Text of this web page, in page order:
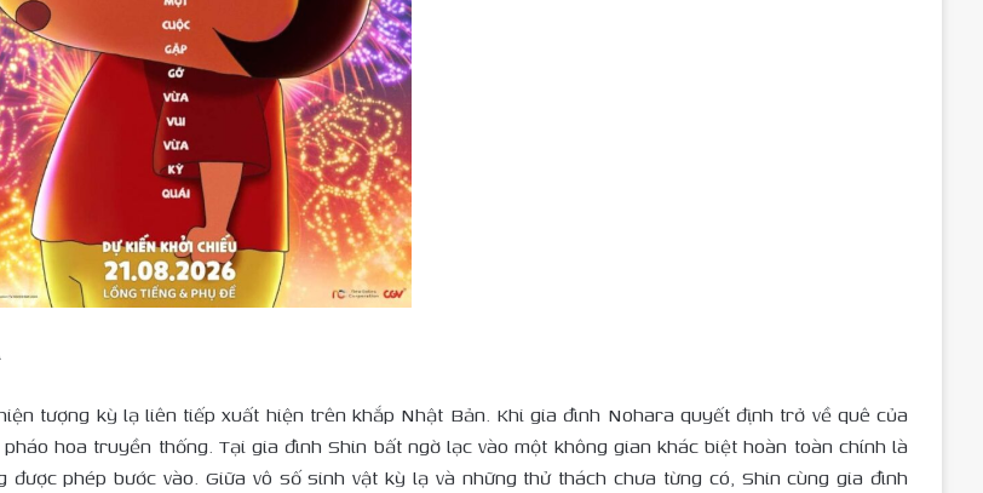
tượng kỳ lạ liên tiếp xuất hiện trên khắp Nhật Bản. Khi gia đình Nohara quyết định trở về quê của
hoa truyền thống. Tại gia đình Shin bất ngờ lạc vào một không gian khác biệt hoàn toàn chính là
được phép bước vào. Giữa vô số sinh vật kỳ lạ và những thử thách chưa từng có, Shin cùng gia đình